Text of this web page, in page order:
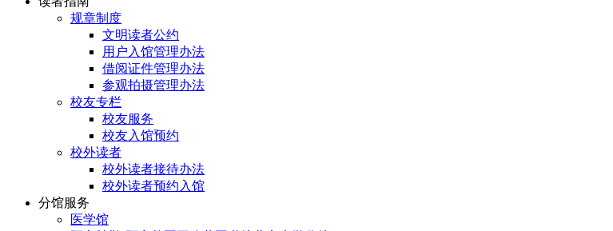
规章制度
文明读者公约
用户入馆管理办法
借阅证件管理办法
参观拍摄管理办法
校友专栏
校友服务
校友入馆预约
校外读者
校外读者接待办法
校外读者预约入馆
分馆服务
医学馆